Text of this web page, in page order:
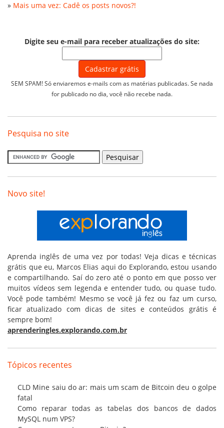
» Mais uma vez: Cadê os posts novos?!
Digite seu e-mail para receber atualizações do site:
SEM SPAM! Só enviaremos e-mails com as matérias publicadas. Se nada
for publicado no dia, você não recebe nada.
Pesquisa no site
Novo site!
Aprenda inglês de uma vez por todas! Veja dicas e técnicas
grátis que eu, Marcos Elias aqui do Explorando, estou usando
e compartilhando. Saí do zero até o ponto em que posso ver
muitos vídeos sem legenda e entender tudo, ou quase tudo.
Você pode também! Mesmo se você já fez ou faz um curso,
ficar atualizado com dicas de sites e conteúdos grátis é
sempre bom!
aprenderingles.explorando.com.br
Tópicos recentes
CLD Mine saiu do ar: mais um scam de Bitcoin deu o golpe
fatal
Como reparar todas as tabelas dos bancos de dados
MySQL num VPS?